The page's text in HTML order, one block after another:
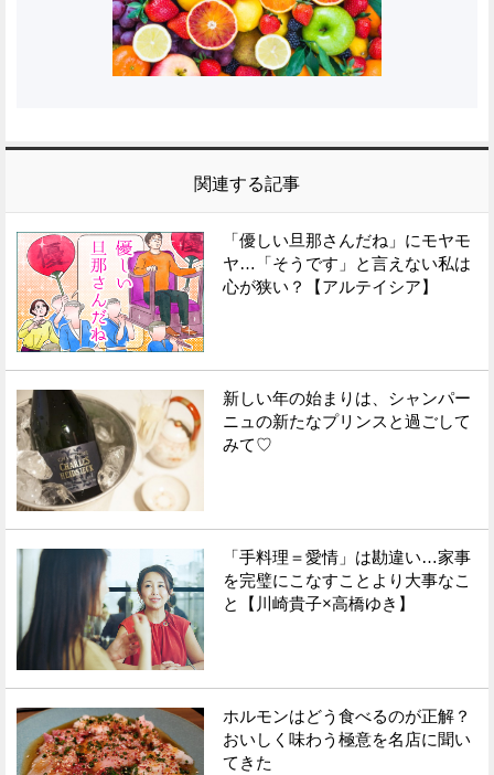
関連する記事
「優しい旦那さんだね」にモヤモ
ヤ…「そうです」と言えない私は
心が狭い？【アルテイシア】
新しい年の始まりは、シャンパー
ニュの新たなプリンスと過ごして
みて♡
「手料理＝愛情」は勘違い…家事
を完璧にこなすことより大事なこ
と【川崎貴子×高橋ゆき】
ホルモンはどう食べるのが正解？
おいしく味わう極意を名店に聞い
てきた